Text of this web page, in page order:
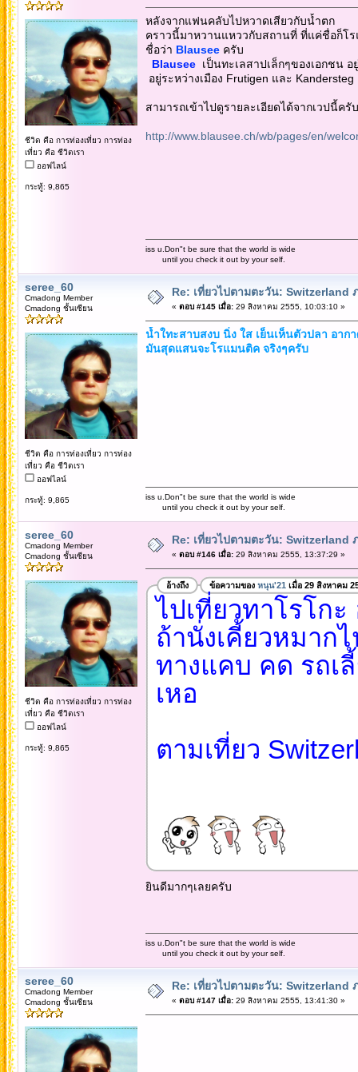
ชีวิต คือ การท่องเที่ยว การท่อง
เที่ยว คือ ชีวิตเรา
ออฟไลน์
กระทู้: 9,865
หลังจากแฟนคลับไปหวาดเสียวกับน้ำตก
คราวนี้มาหวานแหววกับสถานที่ ที่แค่ชื่อก็โ
ชื่อว่า Blausee ครับ
Blauseeเป็นทะเลสาปเล็กๆของเอกชน อ
อยู่ระหว่างเมือง Frutigen และ Kandersteg
สามารถเข้าไปดูรายละเอียดได้จากเวปนี้ครับ
http://www.blausee.ch/wb/pages/en/
iss u.Don"t be sure that the world is wide
until you check it out by your self.
seree_60
Cmadong Member
Cmadong ชั้นเซียน
ชีวิต คือ การท่องเที่ยว การท่อง
เที่ยว คือ ชีวิตเรา
ออฟไลน์
กระทู้: 9,865
Re: เที่ยวไปตามตะวัน: Switzerland
« ตอบ #145 เมื่อ:29 สิงหาคม 2555, 10:03:10 »
น้ำใทะสาบสงบ นิ่ง ใส เย็นเห็นตัวปลา อาก
มันสุดแสนจะโรแมนติค จริงๆครับ
iss u.Don"t be sure that the world is wide
until you check it out by your self.
seree_60
Cmadong Member
Cmadong ชั้นเซียน
ชีวิต คือ การท่องเที่ยว การท่อง
เที่ยว คือ ชีวิตเรา
ออฟไลน์
กระทู้: 9,865
Re: เที่ยวไปตามตะวัน: Switzerland
« ตอบ #146 เมื่อ:29 สิงหาคม 2555, 13:37:29 »
อ้างถึง ข้อความของ หนุน'21 เมื่อ 29 สิงหาคม
ไปเที่ยวทาโรโกะ
ถ้านั่งเคี้ยวหมาก
ทางแคบ คด รถเ
เหอ
ตามเที่ยว
ยินดีมากๆเลยครับ
iss u.Don"t be sure that the world is wide
until you check it out by your self.
seree_60
Cmadong Member
Cmadong ชั้นเซียน
Re: เที่ยวไปตามตะวัน: Switzerland
« ตอบ #147 เมื่อ:29 สิงหาคม 2555, 13:41:30 »